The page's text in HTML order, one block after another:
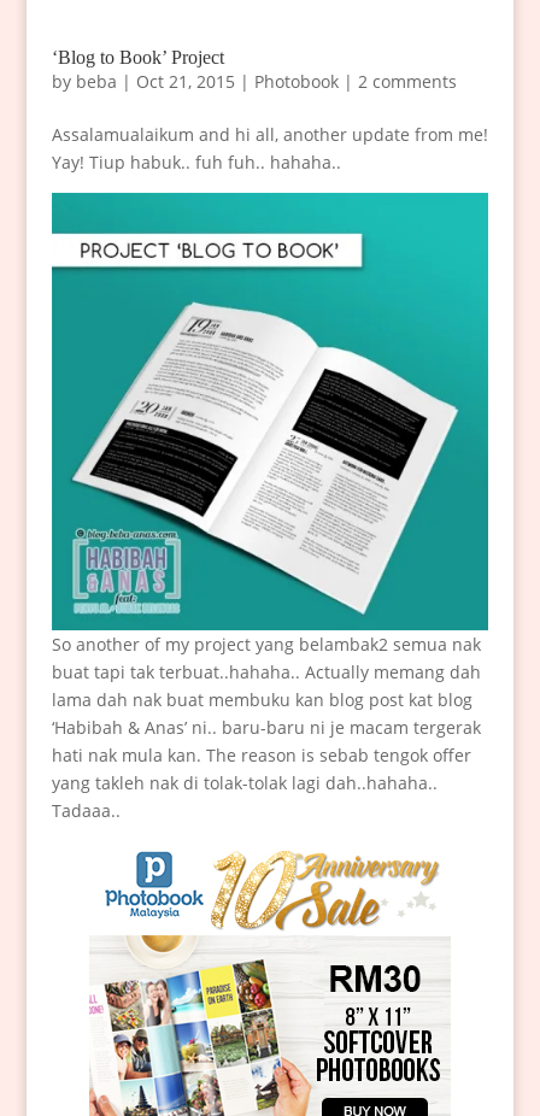
‘Blog to Book’ Project
by beba | Oct 21, 2015 | Photobook| 2 comments
Assalamualaikum and hi all, another update from me!
Yay! Tiup habuk.. fuh fuh.. hahaha..
So another of my project yang belambak2 semua nak
buat tapi tak terbuat..hahaha.. Actually memang dah
lama dah nak buat membuku kan blog post kat blog
‘Habibah & Anas’ ni.. baru-baru ni je macam tergerak
hati nak mula kan. The reason is sebab tengok offer
yang takleh nak di tolak-tolak lagi dah..hahaha..
Tadaaa..